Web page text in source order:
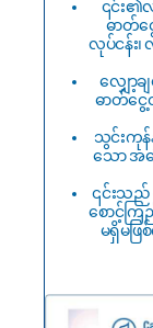
၎င်း၏
ဓာတ်ငွ
လုပ်ငန်း၊
လျှော့ခ
ဓာတ်ငွ
သွင်းကုန်
သော အက
၎င်းသည်
စောင့်က
မရှိမဖ